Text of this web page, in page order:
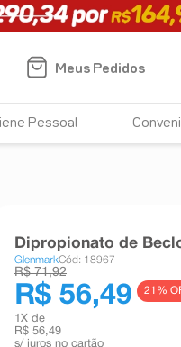
Meus Pedidos
Pessoal
Dipropionato de
GlenmarkCód: 18967
R$ 71,92
R$ 56,49 21 %
1 X de
R$ 56,49
s/ juros no cartão